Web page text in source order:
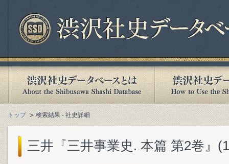
トップ 検索結果 - 社史詳細
三井『三井事業史. 本篇 第2巻』